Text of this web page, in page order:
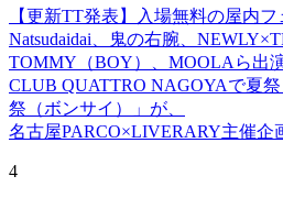
【更新TT発表】入場無料の屋内フ
Natsudaidai、鬼の右腕、
TOMMY（BOY）、MOOLAら出演
CLUB QUATTRO NAGOYAで夏
祭（ボンサイ）」が、
名古屋PARCO×LIVERARY主催企
4